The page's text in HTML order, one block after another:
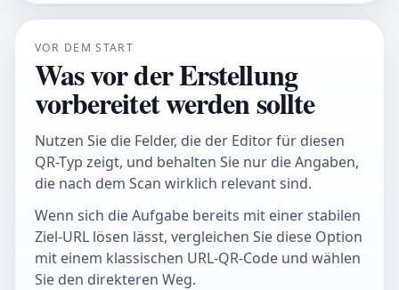
VOR DEM START
Was vor der Erstellung
vorbereitet werden sollte
Nutzen Sie die Felder, die der Editor für diesen
QR-Typ zeigt, und behalten Sie nur die Angaben,
die nach dem Scan wirklich relevant sind.
Wenn sich die Aufgabe bereits mit einer stabilen
Ziel-URL lösen lässt, vergleichen Sie diese Option
mit einem klassischen URL-QR-Code und wählen
Sie den direkteren Weg.